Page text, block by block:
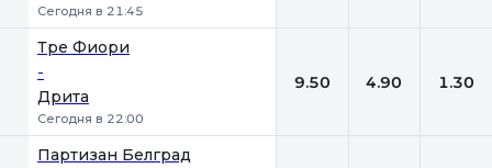
Сегодня в 21:45
Тре Фиори
-
Дрита
Сегодня в 22:00
9.50 4.90 1.30
Партизан Белград